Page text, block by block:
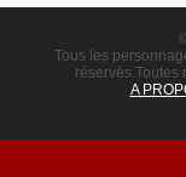
Tous les
réservés.Toutes
A